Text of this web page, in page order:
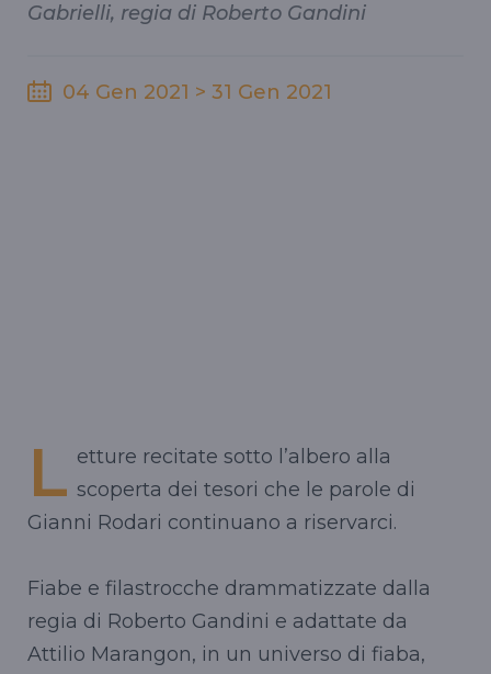
Gabrielli, regia di Roberto Gandini
04 Gen 2021 > 31 Gen 2021
L etture recitate sotto l’albero alla
scoperta dei tesori che le parole di
Gianni Rodari continuano a riservarci.
Fiabe e filastrocche drammatizzate dalla
regia di Roberto Gandini e adattate da
Attilio Marangon, in un universo di fiaba,